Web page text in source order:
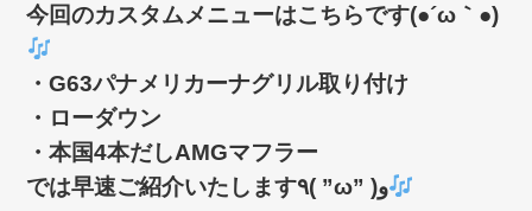
今回のカスタムメニューはこちらです(●´ω｀●)
・G63パナメリカーナグリル取り付け
・ローダウン
・本国4本だしAMGマフラー
では早速ご紹介いたします٩( ”ω” )و